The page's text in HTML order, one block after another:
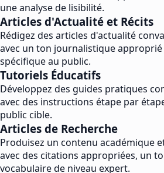
une analyse de lisibilité.
Articles d'Actualité et Récits
Rédigez des articles d'actualité
avec un ton journalistique
spécifique au public.
Tutoriels Éducatifs
Développez des guides pratiques
avec des instructions étape par
public cible.
Articles de Recherche
Produisez un contenu académique
avec des citations appropriées, un
vocabulaire de niveau expert.